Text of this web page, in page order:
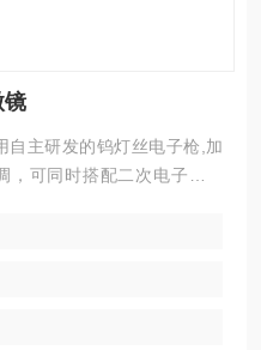
镜
自主研发的钨灯丝电子枪,加
可同时搭配二次电子探测